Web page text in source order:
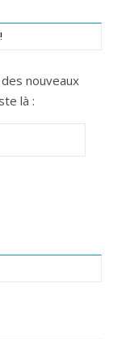
nouveaux
là :